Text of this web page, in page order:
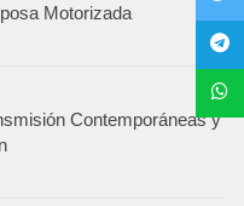
Motorizada
Contemporáneas y